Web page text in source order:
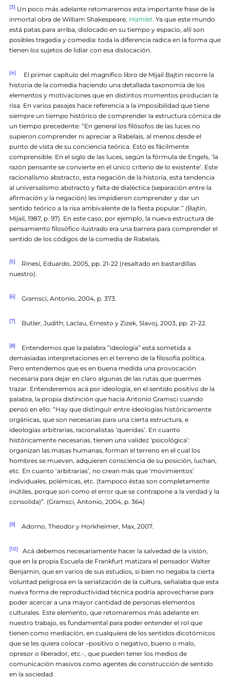
[3] Un poco más adelante retomaremos esta importante frase de la
inmortal obra de William Shakespeare, Hamlet. Ya que este mundo
está patas para arriba, dislocado en su tiempo y espacio, allí son
posibles tragedia y comedia: toda la diferencia radica en la forma que
tienen los sujetos de lidiar con esa dislocación.
[4]
El primer capítulo del magnífico libro de Mijail Bajtin recorre la
historia de la comedia haciendo una detallada taxonomía de los
elementos y motivaciones que en distintos momentos producían la
risa. En varios pasajes hace referencia a la imposibilidad que tiene
siempre un tiempo histórico de comprender la estructura cómica de
un tiempo precedente: “En general los filósofos de las luces no
supieron comprender ni apreciar a Rabelais, al menos desde el
punto de vista de su conciencia teórica. Esto es fácilmente
comprensible. En el siglo de las luces, según la fórmula de Engels, ‘la
razón pensante se convierte en el único criterio de lo existente’. Este
racionalismo abstracto, esta negación de la historia, esta tendencia
al universalismo abstracto y falta de dialéctica (separación entre la
afirmación y la negación) les impidieron comprender y dar un
sentido teórico a la risa ambivalente de la fiesta popular.” (Bajtin,
Mijail, 1987, p. 97). En este caso, por ejemplo, la nueva estructura de
pensamiento filosófico ilustrado era una barrera para comprender el
sentido de los códigos de la comedia de Rabelais.
[5]
Rinesi, Eduardo, 2005, pp. 21-22 (resaltado en bastardillas
nuestro).
[6] Gramsci, Antonio, 2004, p. 373.
[7] Butler, Judith; Laclau, Ernesto y Zizek, Slavoj, 2003, pp. 21-22.
[8]
Entendemos que la palabra “ideología” está sometida a
demasiadas interpretaciones en el terreno de la filosofía política.
Pero entendemos que es en buena medida una provocación
necesaria para dejar en claro algunas de las rutas que quermes
trazar. Entenderemos acá por ideología, en el sentido positivo de la
palabra, la propia distinción que hacía Antonio Gramsci cuando
pensó en ello: “Hay que distinguir entre ideologías históricamente
orgánicas, que son necesarias para una cierta estructura, e
ideologías arbitrarias, racionalistas ‘queridas’. En cuanto
históricamente necesarias, tienen una validez ‘psicológica’:
organizan las masas humanas, forman el terreno en el cual los
hombres se mueven, adquieren consciencia de su posición, luchan,
etc. En cuanto ‘arbitrarias’, no crean más que ‘movimientos’
individuales, polémicas, etc. (tampoco éstas son completamente
inútiles, porque son como el error que se contrapone a la verdad y la
consolida)”. (Gramsci, Antonio, 2004, p. 364)
[9] Adorno, Theodor y Horkheimer, Max, 2007.
[10]
Acá debemos necesariamente hacer la salvedad de la visión,
que en la propia Escuela de Frankfurt matizara el pensador Walter
Benjamin, que en varios de sus estudios, si bien no negaba la cierta
voluntad peligrosa en la serialización de la cultura, señalaba que esta
nueva forma de reproductividad técnica podría aprovecharse para
poder acercar a una mayor cantidad de personas elementos
culturales. Este elemento, que retomaremos más adelante en
nuestro trabajo, es fundamental para poder entender el rol que
tienen como mediación, en cualquiera de los sentidos dicotómicos
que se les quiera colocar –positivo o negativo, bueno o malo,
opresor o liberador, etc.-, que pueden tener los medios de
comunicación masivos como agentes de construcción de sentido
en la sociedad.